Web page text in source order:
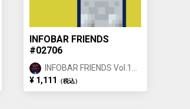
INFOBAR FRIENDS
#02706
INFOBAR FRIENDS Vol.1
BUILDING ②
¥ 1,111 （税込）